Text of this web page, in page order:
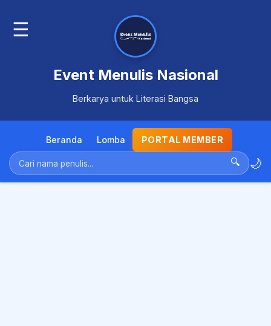
☰
Event Menulis Nasional
Berkarya untuk Literasi Bangsa
Beranda Lomba PORTAL MEMBER
🔍 🌙